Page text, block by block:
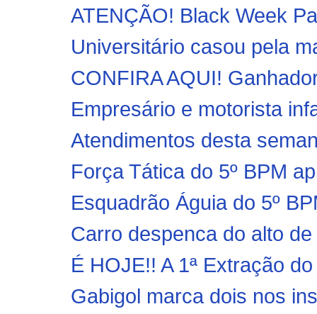
ATENÇÃO! Black Week
Universitário casou pela
CONFIRA AQUI!
Empresário e motorista
Atendimentos desta
Força Tática do 5º BPM
Esquadrão Águia do 5º
Carro despenca do alto
É HOJE!! A 1ª Extração
Gabigol marca dois nos